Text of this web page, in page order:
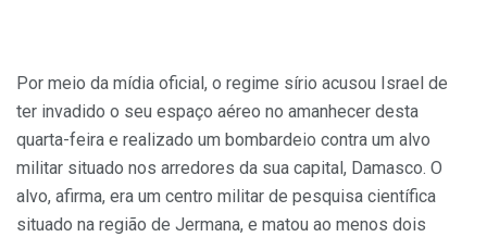
Por meio da mídia oficial, o regime sírio acusou Israel de
ter invadido o seu espaço aéreo no amanhecer desta
quarta-feira e realizado um bombardeio contra um alvo
militar situado nos arredores da sua capital, Damasco. O
alvo, afirma, era um centro militar de pesquisa científica
situado na região de Jermana, e matou ao menos dois